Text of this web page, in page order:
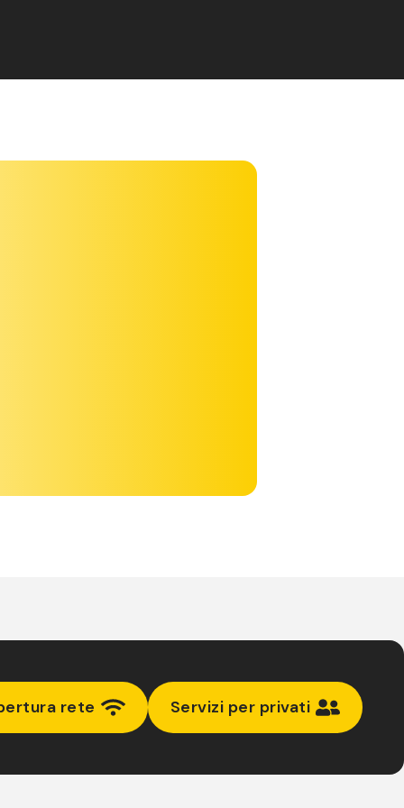
rete Servizi per privati